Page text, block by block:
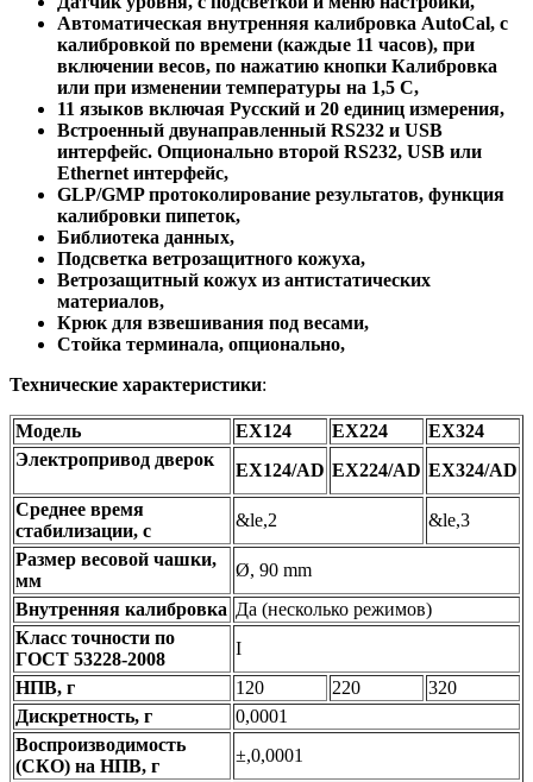
Автоматическая внутренняя калибровка AutoCal, с
калибровкой по времени (каждые 11 часов), при
включении весов, по нажатию кнопки Калибровка
или при изменении температуры на 1,5 С,
11 языков включая Русский и 20 единиц измерения,
Встроенный двунаправленный RS232 и USB
интерфейс. Опционально второй RS232, USB или
Ethernet интерфейс,
GLP/GMP протоколирование результатов, функция
калибровки пипеток,
Библиотека данных,
Подсветка ветрозащитного кожуха,
Ветрозащитный кожух из антистатических
материалов,
Крюк для взвешивания под весами,
Стойка терминала, опционально,
Технические характеристики:
Модель EX124 EX224
EX324
Электропривод дверок
EX124/AD EX224/AD EX324/AD
Среднее время
стабилизации, с
&le,2
&le,3
Размер весовой чашки,
мм
Ø, 90 mm
Внутренняя калибровка Да (несколько режимов)
Класс точности по
ГОСТ 53228-2008
I
НПВ, г
120 220
320
Дискретность, г
0,0001
Воспроизводимость
(СКО) на НПВ, г
±,0,0001